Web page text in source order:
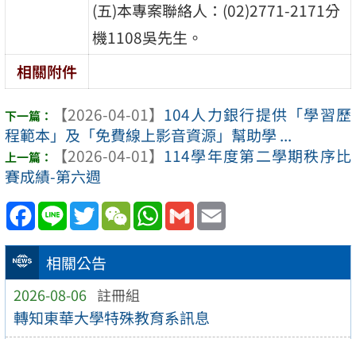
相關公告
2026-08-06 註冊組
轉知東華大學特殊教育系訊息
(五)本專案聯絡人：(02)2771-2171分
機1108吳先生。
相關附件
【2026-04-01】 104人力銀行提供「學習歷
程範本」及「免費線上影音資源」幫助學 ...
【2026-04-01】 114學年度第二學期秩序比
賽成績-第六週
Facebook
Line TwitterWeChatWhatsApp
Gmail